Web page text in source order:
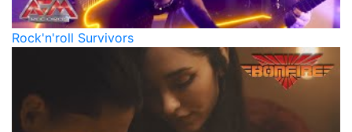
Rock'n'roll Survivors